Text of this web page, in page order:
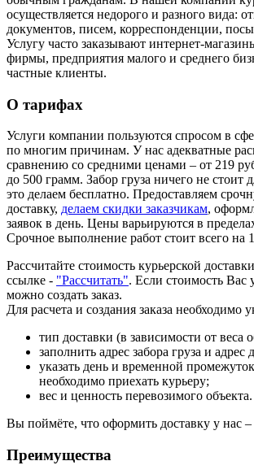
осуществляется недорого и разного вида:
документов, писем, корреспонденции,
Услугу часто заказывают интернет-
фирмы, предприятия малого и среднего
частные клиенты.
О тарифах
Услуги компании пользуются спросом в
по многим причинам. У нас адекватные
сравнению со средними ценами – от 219
до 500 грамм. Забор груза ничего не стоит
это делаем бесплатно. Предоставляем
доставку, делаем скидки заказчикам,
заявок в день. Цены варьируются в
Срочное выполнение работ стоит всего на
Рассчитайте стоимость курьерской
ссылке - "Рассчитать". Если стоимость Вас
можно создать заказ.
Для расчета и создания заказа необходимо
тип доставки (в зависимости от веса
заполнить адрес забора груза и адрес
указать день и временной
необходимо приехать курьеру;
вес и ценность перевозимого объекта.
Вы поймёте, что оформить доставку у нас –
Преимущества